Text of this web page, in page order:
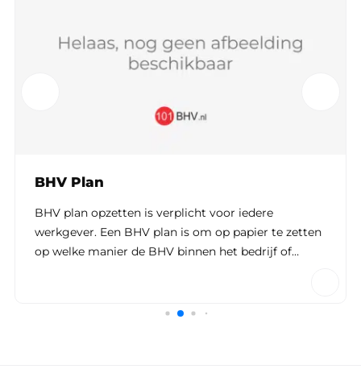
BHV Plan
BHV plan opzetten is verplicht voor iedere
werkgever. Een BHV plan is om op papier te zetten
op welke manier de BHV binnen het bedrijf of